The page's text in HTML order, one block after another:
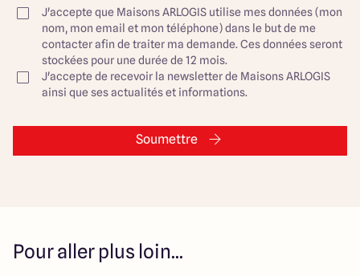
J'accepte que Maisons ARLOGIS utilise mes données (mon
nom, mon email et mon téléphone) dans le but de me
contacter afin de traiter ma demande. Ces données seront
stockées pour une durée de 12 mois.
J'accepte de recevoir la newsletter de Maisons ARLOGIS
ainsi que ses actualités et informations.
Soumettre
Pour aller plus loin...